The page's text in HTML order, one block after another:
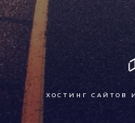
ХОСТИНГ САЙТОВ